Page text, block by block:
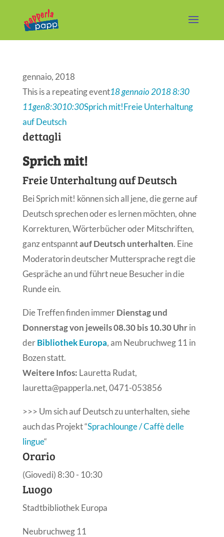
gennaio, 2018
This is a repeating event18 gennaio 2018 8:30
11gen8:3010:30Sprich mit!Freie Unterhaltung
auf Deutsch
dettagli
Sprich mit!
Freie Unterhaltung auf Deutsch
Bei Sprich mit! können sich all jene, die gerne auf
Deutsch sprechen oder es lernen möchten, ohne
Korrekturen, Wörterbücher oder Mitschriften,
ganz entspanntauf Deutsch unterhalten. Eine
Moderatorin deutscher Muttersprache regt die
Gespräche an und führt neue Besucher in die
Runde ein.
Die Treffen finden immerDienstag und
Donnerstag von jeweils 08.30 bis 10.30 Uhrin
derBibliothek Europa, am Neubruchweg 11 in
Bozen statt.
Weitere Infos: Lauretta Rudat,
lauretta@papperla.net, 0471-053856
>>> Um sich auf Deutsch zu unterhalten, siehe
auch das Projekt “Sprachlounge / Caffè delle
lingue“
Orario
(Giovedi) 8:30 - 10:30
Luogo
Stadtbibliothek Europa
Neubruchweg 11